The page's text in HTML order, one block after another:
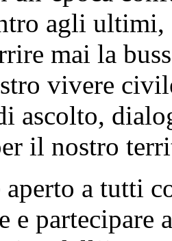
agli ultimi,
mai la
vivere
ascolto,
il nostro
a tutti
e partecipare